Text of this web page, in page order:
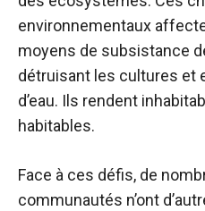
environnementaux
moyens de subsistance
détruisant les cultures et
d’eau. Ils rendent
habitables.
Face à ces défis, de
communautés n’ont